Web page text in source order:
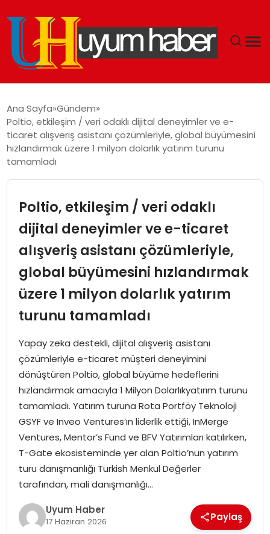
EKONOMI
SIYASET
SPOR
TEKNOLOJI
SAĞLIK
MAGAZIN
YAŞAM
Ana Sayfa Gündem
Poltio, etkileşim / veri odaklı dijital deneyimler ve e-
ticaret alışveriş asistanı çözümleriyle, global büyümesini
hızlandırmak üzere 1 milyon dolarlık yatırım turunu
tamamladı
Poltio, etkileşim / veri odaklı
dijital deneyimler ve e-ticaret
alışveriş asistanı çözümleriyle,
global büyümesini hızlandırmak
üzere 1 milyon dolarlık yatırım
turunu tamamladı
Yapay zeka destekli, dijital alışveriş asistanı
çözümleriyle e-ticaret müşteri deneyimini
dönüştüren Poltio, global büyüme hedeflerini
hızlandırmak amacıyla 1 Milyon Dolarlıkyatırım turunu
tamamladı. Yatırım turuna Rota Portföy Teknoloji
GSYF ve Inveo Ventures’ın liderlik ettiği, InMerge
Ventures, Mentor’s Fund ve BFV Yatırımları katılırken,
T-Gate ekosisteminde yer alan Poltio’nun yatırım
turu danışmanlığı Turkish Menkul Değerler
tarafından, mali danışmanlığı…
Uyum Haber
17 Haziran 2026 Paylaş